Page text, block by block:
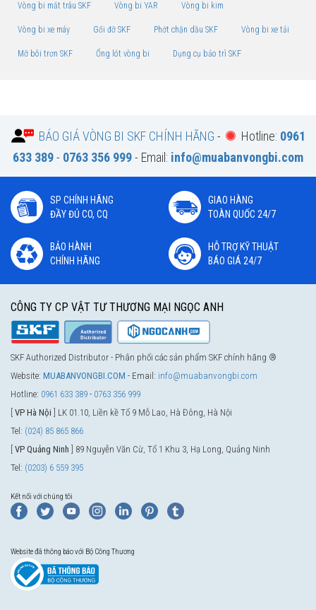
Vòng bi mắt trâu SKF Vòng bi YAR Vòng bi kim
Vòng bi xe máy Gối đỡ SKF Phớt chặn dầu SKF Vòng bi xe tải
Mỡ bôi trơn SKF Ống lót vòng bi Dụng cụ bảo trì SKF
BÁO GIÁ VÒNG BI SKF CHÍNH HÃNG - Hotline: 0961
633 389- 0763 356 999- Email: info@muabanvongbi.com
SP CHÍNH HÃNG
ĐẦY ĐỦ CO, CQ
GIAO HÀNG
TOÀN QUỐC 24/7
BẢO HÀNH
CHÍNH HÃNG
HỖ TRỢ KỸ THUẬT
BÁO GIÁ 24/7
CÔNG TY CP VẬT TƯ THƯƠNG MẠI NGỌC ANH
SKF Authorized Distributor - Phân phối các sản phẩm SKF chính hãng ®
Website: MUABANVONGBI.COM - Email: info@muabanvongbi.com
Hotline: 0961 633 389 - 0763 356 999
VP Hà Nội ] LK 01.10, Liền kề Tổ 9 Mỗ Lao, Hà Đông, Hà Nội
Tel: (024) 85 865 866
VP Quảng Ninh ] 89 Nguyễn Văn Cừ, Tổ 1 Khu 3, Hạ Long, Quảng Ninh
Tel: (0203) 6 559 395
Kết nối với chúng tôi
Website đã thông báo với Bộ Công Thương